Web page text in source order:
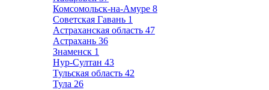
Комсомольск-на-Амуре 8
Советская Гавань 1
Астраханская область 47
Астрахань 36
Знаменск 1
Нур-Султан 43
Тульская область 42
Тула 26